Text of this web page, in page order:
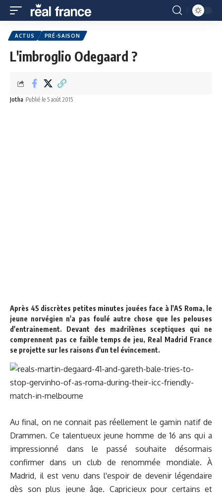
ACTUS PRÉ-SAISON
L'imbroglio Odegaard ?
Jotha Publié le 5 août 2015
Après 45 discrètes petites minutes jouées face à l'AS Roma, le
jeune norvégien n'a pas foulé autre chose que les pelouses
d'entrainement. Devant des madrilènes sceptiques qui ne
comprennent pas ce faible temps de jeu, Real Madrid France
se projette sur les raisons d'un tel évincement.
Au final, on ne connait pas réellement le gamin natif de
Drammen. Ce talentueux jeune homme de 16 ans qui a
impressionné dans le passé souhaite désormais
confirmer dans un club de renommée mondiale. À
Madrid, il est venu dans l'espoir de devenir légendaire
dès son plus jeune âge. Capricieux pour certains et